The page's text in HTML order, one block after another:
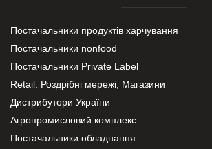
Постачальники продуктів харчування
Постачальники nonfood
Постачальники Private Label
Retail. Роздрібні мережі, Магазини
Дистрибутори України
Агропромисловий комплекс
Постачальники обладнання